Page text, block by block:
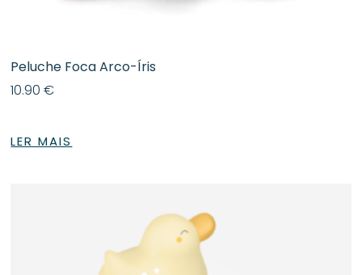
Peluche Foca Arco-Íris
10.90€
LER MAIS